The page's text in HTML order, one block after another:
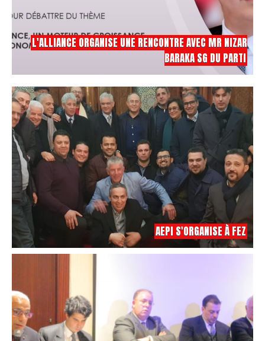
L'ALLIANCE ORGANISE UNE RENCONTRE AVEC MR NIZAR
BARAKA SG DU PARTI
AEPI S'ORGANISE À FEZ